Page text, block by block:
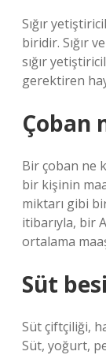
Sığır
biridir. Sığır
sığır
gerektiren
Çoban
Bir çoban ne
bir kişinin
miktarı gibi
itibarıyla, bir
ortalama
Süt
Süt çiftçiliği,
Süt, yoğurt,